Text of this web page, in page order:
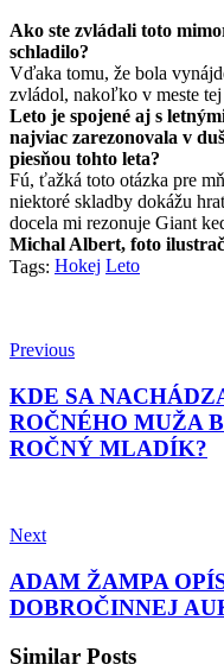
Ako ste zvládali toto
schladilo?
Vďaka tomu, že bola
zvládol, nakoľko v meste
Leto je spojené aj s
najviac zarezonovala v
piesňou tohto leta?
Fú, ťažká toto otázka pre
niektoré skladby dokážu
docela mi rezonuje Giant
Michal Albert, foto
Tags: Hokej Leto
Previous
KDE SA
ROČNÉHO MUŽA
ROČNÝ MLADÍK?
Next
ADAM ŽAMPA
DOBROČINNEJ
Similar Posts